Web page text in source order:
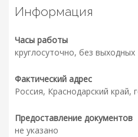
Информация
Часы работы
круглосуточно, без выходных
Фактический адрес
Россия, Краснодарский край,
Предоставление документов
не указано